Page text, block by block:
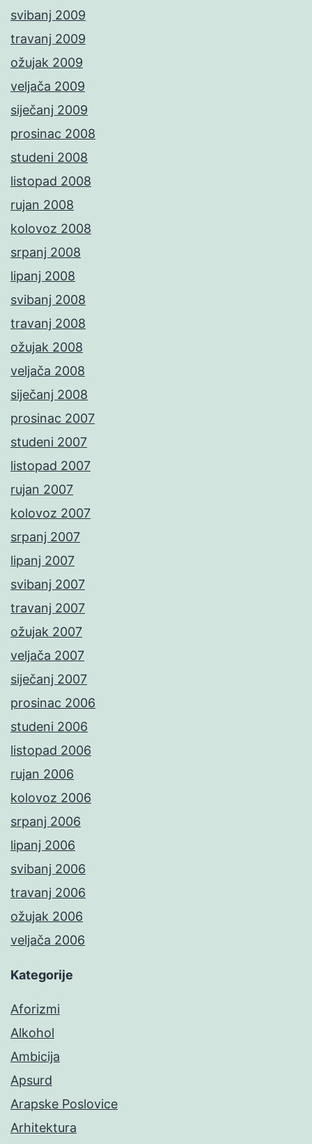
svibanj 2009
travanj 2009
ožujak 2009
veljača 2009
siječanj 2009
prosinac 2008
studeni 2008
listopad 2008
rujan 2008
kolovoz 2008
srpanj 2008
lipanj 2008
svibanj 2008
travanj 2008
ožujak 2008
veljača 2008
siječanj 2008
prosinac 2007
studeni 2007
listopad 2007
rujan 2007
kolovoz 2007
srpanj 2007
lipanj 2007
svibanj 2007
travanj 2007
ožujak 2007
veljača 2007
siječanj 2007
prosinac 2006
studeni 2006
listopad 2006
rujan 2006
kolovoz 2006
srpanj 2006
lipanj 2006
svibanj 2006
travanj 2006
ožujak 2006
veljača 2006
Kategorije
Aforizmi
Alkohol
Ambicija
Apsurd
Arapske Poslovice
Arhitektura